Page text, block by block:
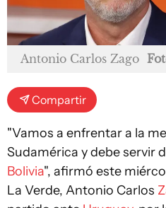
Antonio Carlos Zago
Compartir
"Vamos a enfrentar a la
Sudamérica y debe servir
Bolivia", afirmó este
La Verde, Antonio Carlos